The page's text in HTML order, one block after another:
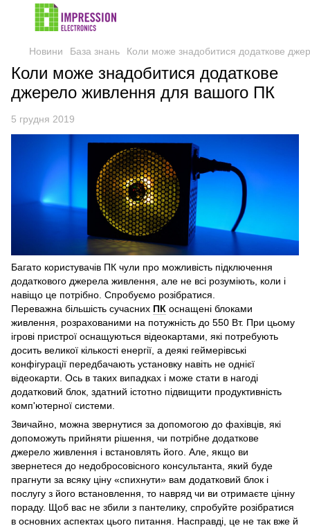
Новини База знань Коли може знадобитися додаткове
Коли може знадобитися додаткове
джерело живлення для вашого ПК
5 грудня 2019
Багато користувачів ПК чули про можливість підключення
додаткового джерела живлення, але не всі розуміють, коли і
навіщо це потрібно. Спробуємо розібратися.
Переважна більшість сучасних ПК оснащені блоками
живлення, розрахованими на потужність до 550 Вт. При цьому
ігрові пристрої оснащуються відеокартами, які потребують
досить великої кількості енергії, а деякі геймерівські
конфігурації передбачають установку навіть не однієї
відеокарти. Ось в таких випадках і може стати в нагоді
додатковий блок, здатний істотно підвищити продуктивність
комп'ютерної системи.
Звичайно, можна звернутися за допомогою до фахівців, які
допоможуть прийняти рішення, чи потрібне додаткове
джерело живлення і встановлять його. Але, якщо ви
звернетеся до недобросовісного консультанта, який буде
прагнути за всяку ціну «спихнути» вам додатковий блок і
послугу з його встановлення, то навряд чи ви отримаєте цінну
пораду. Щоб вас не збили з пантелику, спробуйте розібратися
в основних аспектах цього питання. Насправді, це не так вже й